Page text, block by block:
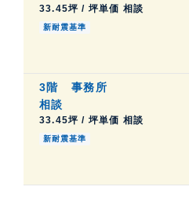
33.45坪 / 坪単価 相談
新耐震基準
3階 事務所
相談
33.45坪 / 坪単価 相談
新耐震基準